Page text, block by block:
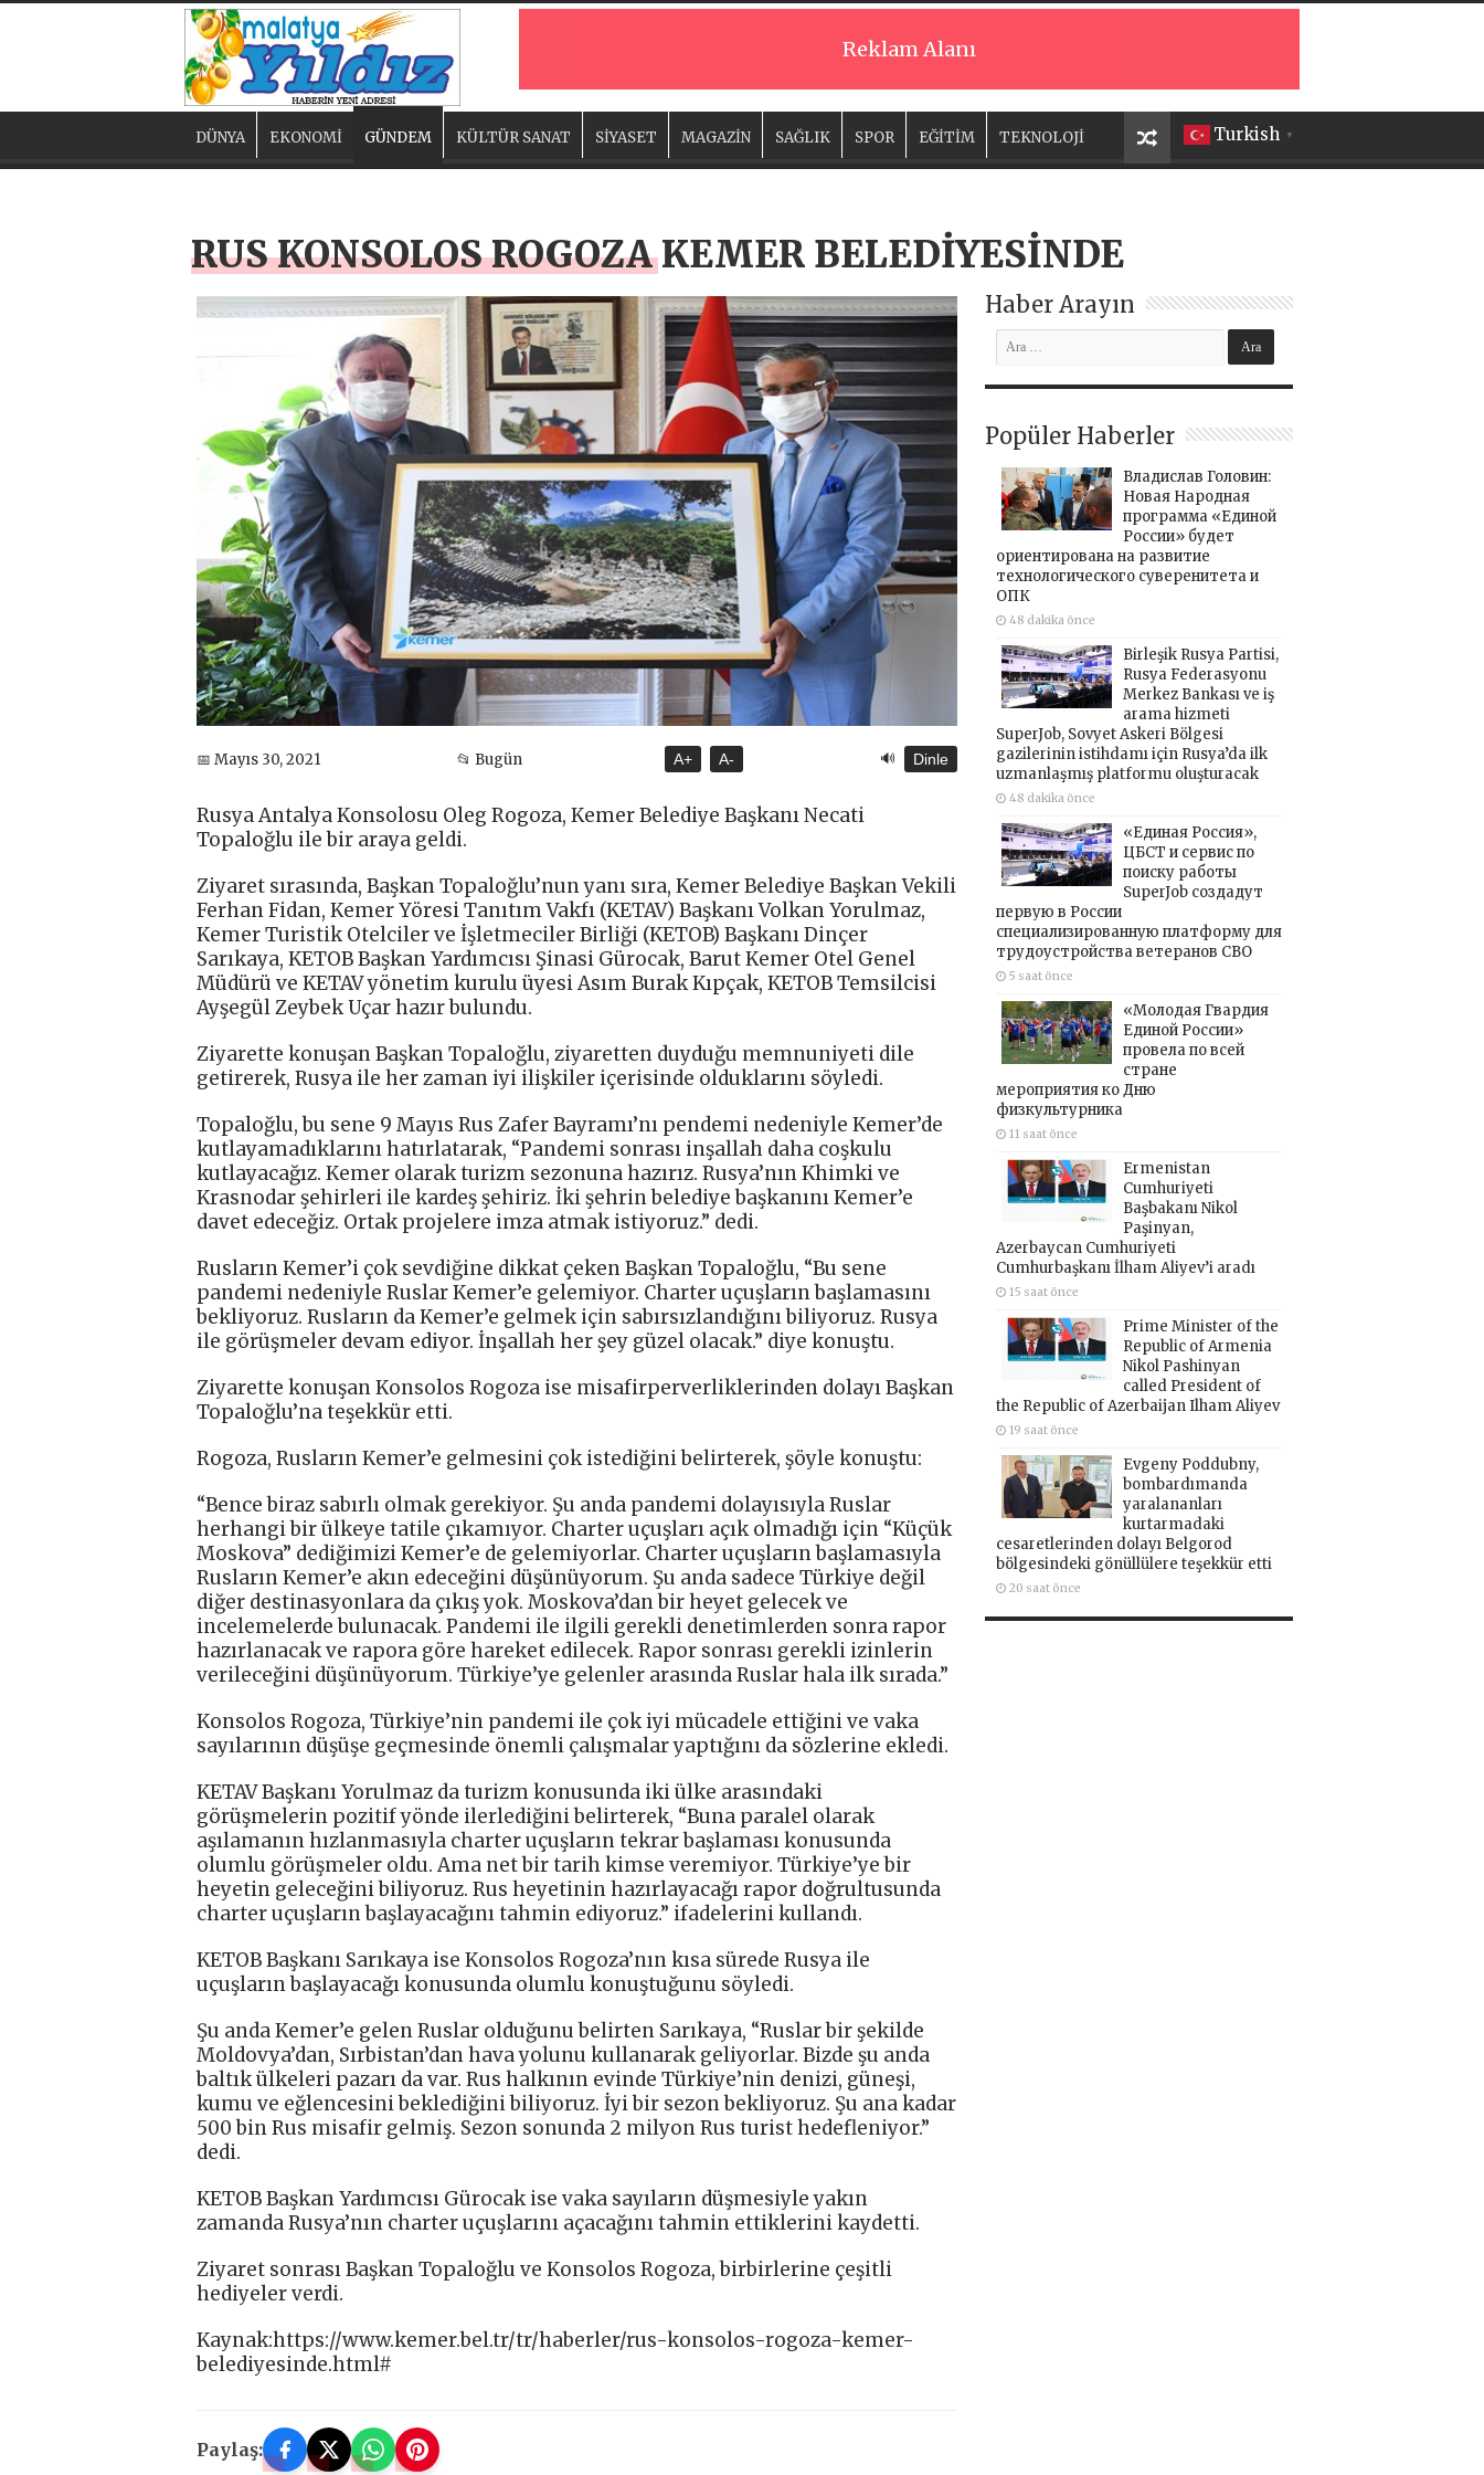
Reklam Alanı
Turkish ▼
DÜNYA EKONOMİ GÜNDEM KÜLTÜR SANAT SİYASET MAGAZİN SAĞLIK SPOR EĞİTİM TEKNOLOJİ
RUS KONSOLOS ROGOZA KEMER BELEDİYESİNDE
📅 Mayıs 30, 2021 📂 Bugün A+ A- 🔊 Dinle
Rusya Antalya Konsolosu Oleg Rogoza, Kemer Belediye Başkanı Necati
Topaloğlu ile bir araya geldi.
Ziyaret sırasında, Başkan Topaloğlu’nun yanı sıra, Kemer Belediye Başkan Vekili
Ferhan Fidan, Kemer Yöresi Tanıtım Vakfı (KETAV) Başkanı Volkan Yorulmaz,
Kemer Turistik Otelciler ve İşletmeciler Birliği (KETOB) Başkanı Dinçer
Sarıkaya, KETOB Başkan Yardımcısı Şinasi Gürocak, Barut Kemer Otel Genel
Müdürü ve KETAV yönetim kurulu üyesi Asım Burak Kıpçak, KETOB Temsilcisi
Ayşegül Zeybek Uçar hazır bulundu.
Ziyarette konuşan Başkan Topaloğlu, ziyaretten duyduğu memnuniyeti dile
getirerek, Rusya ile her zaman iyi ilişkiler içerisinde olduklarını söyledi.
Topaloğlu, bu sene 9 Mayıs Rus Zafer Bayramı’nı pendemi nedeniyle Kemer’de
kutlayamadıklarını hatırlatarak, “Pandemi sonrası inşallah daha coşkulu
kutlayacağız. Kemer olarak turizm sezonuna hazırız. Rusya’nın Khimki ve
Krasnodar şehirleri ile kardeş şehiriz. İki şehrin belediye başkanını Kemer’e
davet edeceğiz. Ortak projelere imza atmak istiyoruz.” dedi.
Rusların Kemer’i çok sevdiğine dikkat çeken Başkan Topaloğlu, “Bu sene
pandemi nedeniyle Ruslar Kemer’e gelemiyor. Charter uçuşların başlamasını
bekliyoruz. Rusların da Kemer’e gelmek için sabırsızlandığını biliyoruz. Rusya
ile görüşmeler devam ediyor. İnşallah her şey güzel olacak.” diye konuştu.
Ziyarette konuşan Konsolos Rogoza ise misafirperverliklerinden dolayı Başkan
Topaloğlu’na teşekkür etti.
Rogoza, Rusların Kemer’e gelmesini çok istediğini belirterek, şöyle konuştu:
“Bence biraz sabırlı olmak gerekiyor. Şu anda pandemi dolayısıyla Ruslar
herhangi bir ülkeye tatile çıkamıyor. Charter uçuşları açık olmadığı için “Küçük
Moskova” dediğimizi Kemer’e de gelemiyorlar. Charter uçuşların başlamasıyla
Rusların Kemer’e akın edeceğini düşünüyorum. Şu anda sadece Türkiye değil
diğer destinasyonlara da çıkış yok. Moskova’dan bir heyet gelecek ve
incelemelerde bulunacak. Pandemi ile ilgili gerekli denetimlerden sonra rapor
hazırlanacak ve rapora göre hareket edilecek. Rapor sonrası gerekli izinlerin
verileceğini düşünüyorum. Türkiye’ye gelenler arasında Ruslar hala ilk sırada.”
Konsolos Rogoza, Türkiye’nin pandemi ile çok iyi mücadele ettiğini ve vaka
sayılarının düşüşe geçmesinde önemli çalışmalar yaptığını da sözlerine ekledi.
KETAV Başkanı Yorulmaz da turizm konusunda iki ülke arasındaki
görüşmelerin pozitif yönde ilerlediğini belirterek, “Buna paralel olarak
aşılamanın hızlanmasıyla charter uçuşların tekrar başlaması konusunda
olumlu görüşmeler oldu. Ama net bir tarih kimse veremiyor. Türkiye’ye bir
heyetin geleceğini biliyoruz. Rus heyetinin hazırlayacağı rapor doğrultusunda
charter uçuşların başlayacağını tahmin ediyoruz.” ifadelerini kullandı.
KETOB Başkanı Sarıkaya ise Konsolos Rogoza’nın kısa sürede Rusya ile
uçuşların başlayacağı konusunda olumlu konuştuğunu söyledi.
Şu anda Kemer’e gelen Ruslar olduğunu belirten Sarıkaya, “Ruslar bir şekilde
Moldovya’dan, Sırbistan’dan hava yolunu kullanarak geliyorlar. Bizde şu anda
baltık ülkeleri pazarı da var. Rus halkının evinde Türkiye’nin denizi, güneşi,
kumu ve eğlencesini beklediğini biliyoruz. İyi bir sezon bekliyoruz. Şu ana kadar
500 bin Rus misafir gelmiş. Sezon sonunda 2 milyon Rus turist hedefleniyor.”
dedi.
KETOB Başkan Yardımcısı Gürocak ise vaka sayıların düşmesiyle yakın
zamanda Rusya’nın charter uçuşlarını açacağını tahmin ettiklerini kaydetti.
Ziyaret sonrası Başkan Topaloğlu ve Konsolos Rogoza, birbirlerine çeşitli
hediyeler verdi.
Kaynak:https://www.kemer.bel.tr/tr/haberler/rus-konsolos-rogoza-kemer-
belediyesinde.html#
Paylaş:
Haber Arayın
Popüler Haberler
Владислав Головин:
Новая Народная
программа «Единой
России» будет
ориентирована на развитие
технологического суверенитета и
ОПК
48 dakika önce
Birleşik Rusya Partisi,
Rusya Federasyonu
Merkez Bankası ve iş
arama hizmeti
SuperJob, Sovyet Askeri Bölgesi
gazilerinin istihdamı için Rusya’da ilk
uzmanlaşmış platformu oluşturacak
48 dakika önce
«Единая Россия»,
ЦБСТ и сервис по
поиску работы
SuperJob создадут
первую в России
специализированную платформу для
трудоустройства ветеранов СВО
5 saat önce
«Молодая Гвардия
Единой России»
провела по всей
стране
мероприятия ко Дню
физкультурника
11 saat önce
Ermenistan
Cumhuriyeti
Başbakanı Nikol
Paşinyan,
Azerbaycan Cumhuriyeti
Cumhurbaşkanı İlham Aliyev’i aradı
15 saat önce
Prime Minister of the
Republic of Armenia
Nikol Pashinyan
called President of
the Republic of Azerbaijan Ilham Aliyev
19 saat önce
Evgeny Poddubny,
bombardımanda
yaralananları
kurtarmadaki
cesaretlerinden dolayı Belgorod
bölgesindeki gönüllülere teşekkür etti
20 saat önce